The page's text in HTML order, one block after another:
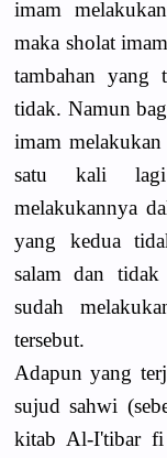
imam
maka sholat
tambahan yang
tidak. Namun
imam
satu kali lagi
melakukannya
yang kedua
salam dan
sudah
tersebut.
Adapun yang
sujud sahwi
kitab Al-I'tibar